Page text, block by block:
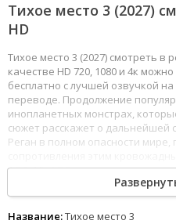
Тихое место 3 (2027)
HD
Тихое место 3 (2027) смотреть
качестве HD 720, 1080 и 4к
бесплатно с лучшей озвучкой
переводе. Продолжение
инопланетных монстрах,
сюжет расскажет о дальнейшей
Реган в полном опасности мире,
12345 678
Название:Тихое место 3